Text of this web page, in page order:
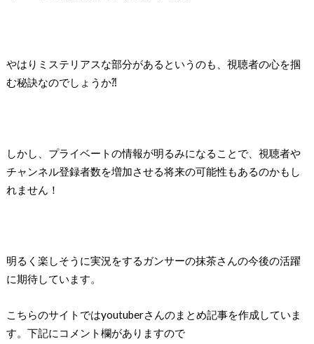
やはりミステリアスな部分があるというのも、視聴者の心を掴
む秘訣なのでしょうか⁈
しかし、プライベートの情報が明るみになることで、視聴者や
チャンネル登録者数を増加させる将来の可能性もあるのかもし
れません！
明るく楽しそうに実況をするガンサーの抹茶さんの今後の活躍
に期待しています。
こちらのサイトではyoutuberさんのまとめ記事を作成していま
す。下記にコメント欄がありますので